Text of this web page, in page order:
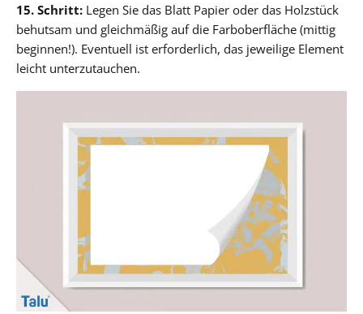
15. Schritt: Legen Sie das Blatt Papier oder das Holzstück
behutsam und gleichmäßig auf die Farboberfläche (mittig
beginnen!). Eventuell ist erforderlich, das jeweilige Element
leicht unterzutauchen.